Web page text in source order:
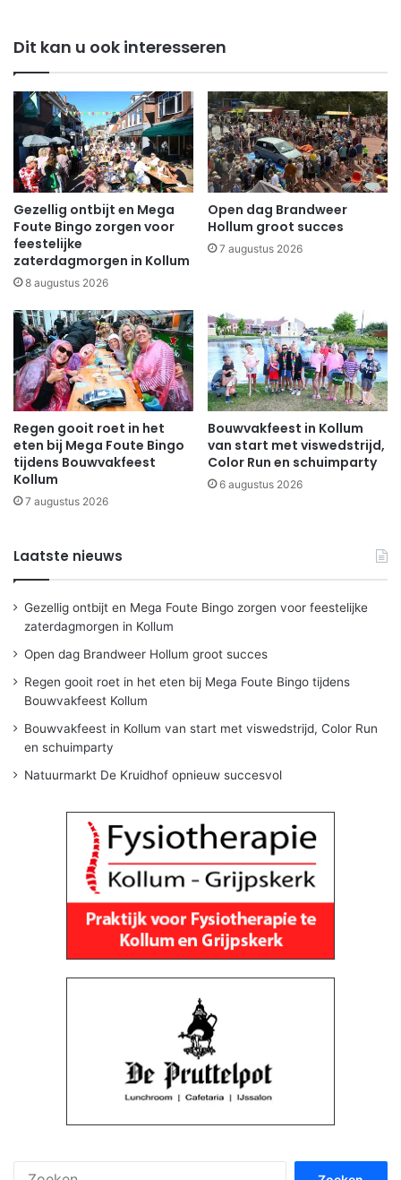
Dit kan u ook interesseren
Gezellig ontbijt en Mega
Foute Bingo zorgen voor
feestelijke
zaterdagmorgen in Kollum
8 augustus 2026
Open dag Brandweer
Hollum groot succes
7 augustus 2026
Regen gooit roet in het
eten bij Mega Foute Bingo
tijdens Bouwvakfeest
Kollum
7 augustus 2026
Bouwvakfeest in Kollum
van start met viswedstrijd,
Color Run en schuimparty
6 augustus 2026
Laatste nieuws
Gezellig ontbijt en Mega Foute Bingo zorgen voor feestelijke
zaterdagmorgen in Kollum
Open dag Brandweer Hollum groot succes
Regen gooit roet in het eten bij Mega Foute Bingo tijdens
Bouwvakfeest Kollum
Bouwvakfeest in Kollum van start met viswedstrijd, Color Run
en schuimparty
Natuurmarkt De Kruidhof opnieuw succesvol